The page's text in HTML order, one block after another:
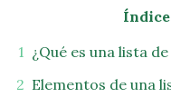
Índice
¿Qué es una lista
Elementos de una